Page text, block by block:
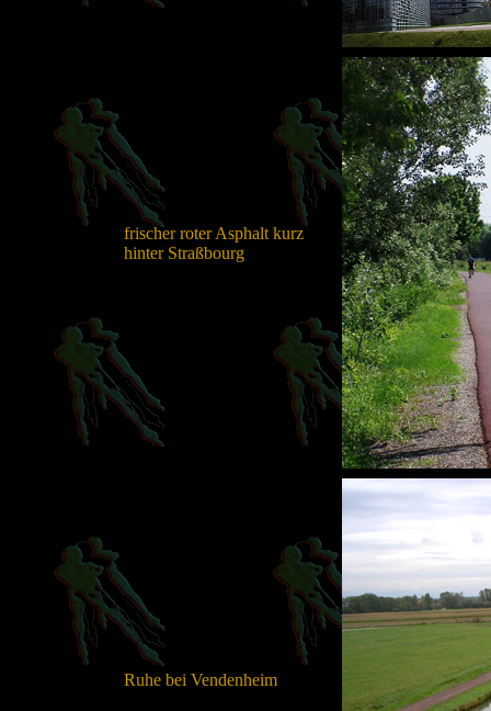
frischer roter Asphalt kurz
hinter Straßbourg
Ruhe bei Vendenheim